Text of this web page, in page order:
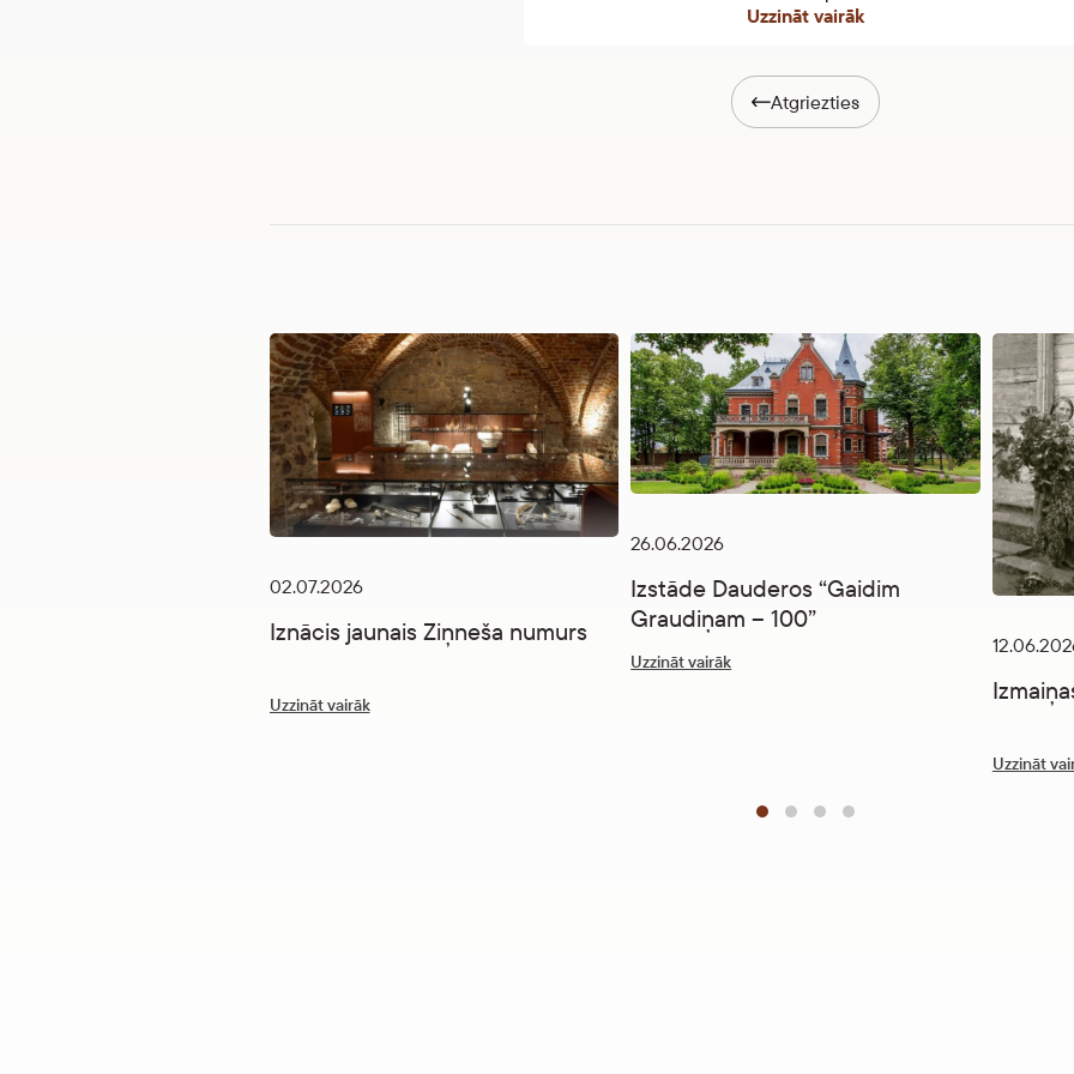
Uzzināt vairāk
Atgriezties
02.07.2026
Iznācis jaunais Ziņneša numurs
Uzzināt vairāk
26.06.2026
Izstāde Dauderos “Gaidim
Graudiņam – 100”
Uzzināt vairāk
Uzzināt